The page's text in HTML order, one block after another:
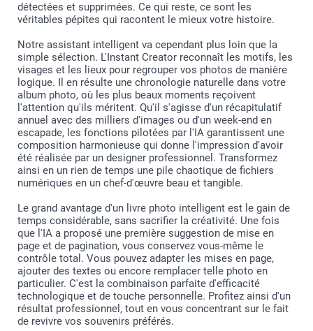
ici
Dans l’outil de création, sélectionnez le remplissage
automatique après avoir ajouté vos photos. Celles-ci
sont placées dans le design que vous avez sélectionné,
par ordre chronologique et en tenant compte de leur
orientation verticales ou horizontales.
Vérifiez si les photos sont correctement placées et
cadrées, si vous souhaitez apporter une dernière
touche, c’est le moment !
Vous pouvez facilement recadrer les photos, les
changer de place, ajouter du texte, des illustrations,
déplacer des pages en les déplaçant simplement avec
votre souris dans le créateur.
Si votre fichier d'origine est net, votre impression le
sera également.
Ouvrez l’œil ! Si une photo est marquée d’un triangle,
c’est que la qualité n’est pas suffisante: vous pouvez la
remplacer par une meilleure ou rendre la photo plus
petite en faisant glisser les coins de la photo avec
votre curseur. Un message d'avertissement apparaît en
même temps que l'icône.
Si la résolution est suffisante, vous ne verrez pas le
triangle.
détectées et supprimées. Ce qui reste, ce sont les
véritables pépites qui racontent le mieux votre histoire.
Notre assistant intelligent va cependant plus loin que la
simple sélection. L'Instant Creator reconnaît les motifs, les
visages et les lieux pour regrouper vos photos de manière
logique. Il en résulte une chronologie naturelle dans votre
album photo, où les plus beaux moments reçoivent
l'attention qu'ils méritent. Qu'il s'agisse d'un récapitulatif
annuel avec des milliers d'images ou d'un week-end en
escapade, les fonctions pilotées par l'IA garantissent une
composition harmonieuse qui donne l'impression d'avoir
été réalisée par un designer professionnel. Transformez
ainsi en un rien de temps une pile chaotique de fichiers
numériques en un chef-d'œuvre beau et tangible.
Le grand avantage d'un livre photo intelligent est le gain de
temps considérable, sans sacrifier la créativité. Une fois
que l'IA a proposé une première suggestion de mise en
page et de pagination, vous conservez vous-même le
contrôle total. Vous pouvez adapter les mises en page,
ajouter des textes ou encore remplacer telle photo en
particulier. C'est la combinaison parfaite d'efficacité
technologique et de touche personnelle. Profitez ainsi d'un
résultat professionnel, tout en vous concentrant sur le fait
de revivre vos souvenirs préférés.